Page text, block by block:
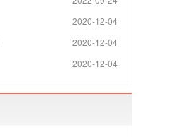
2020-12-04
2020-12-04
2020-12-04